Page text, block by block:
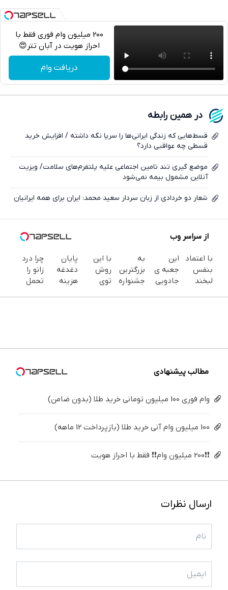
واتساپ
200 میلیون وام فوری فقط با
احراز هویت در آبان تتر😍
دریافت وام
در همین رابطه
قسط‌‌هایی که زندگی ایرانی‌ها را سرپا نگه داشته / افزایش خرید
قسطی چه عواقبی دارد؟
موضع گیری تند تامین اجتماعی علیه پلتفرم‌های سلامت/ ویزیت
آنلاین مشمول بیمه نمی‌شود
شعار دو خردادی از زبان سردار سعید محمد: ایران برای همه ایرانیان
از سراسر وب
با اعتماد
بنفس
لبخند
این
جعبه ی
جادویی
به
بزرگترین
جشنواره
میلیون !
با این
روش
توی
پایان
دغدغه
هزینه
کننده
چرا درد
زانو را
تحمل
کن
مطالب پیشنهادی
وام فوری 100 میلیون تومانی خرید طلا (بدون ضامن)
100 میلیون وام آنی خرید طلا (بازپرداخت 12 ماهه)
❗❗200 میلیون وام❗❗ فقط با احراز هویت
ارسال نظرات